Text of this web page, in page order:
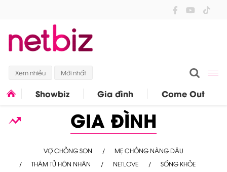
Xem nhiều Mới nhất
Showbiz Gia đình Come Out
GIA ĐÌNH
VỢ CHỒNG SON
MẸ CHỒNG NÀNG DÂU
THÁM TỬ HÔN NHÂN
NETLOVE
SỐNG KHỎE